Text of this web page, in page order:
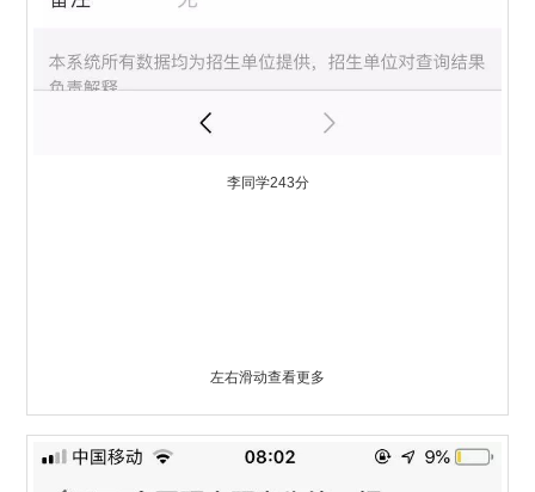
李同学243分
左右滑动查看更多